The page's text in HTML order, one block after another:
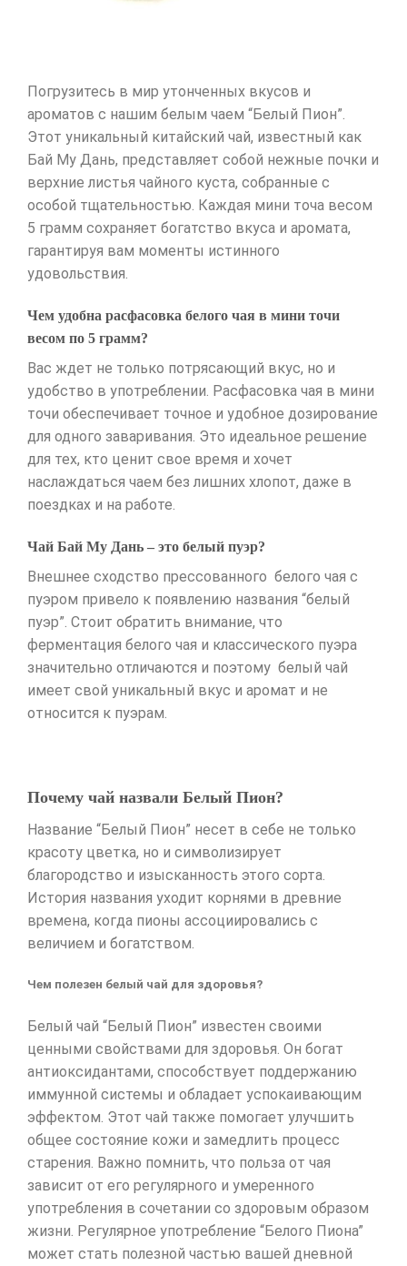
Погрузитесь в мир утонченных вкусов и
ароматов с нашим белым чаем “Белый Пион”.
Этот уникальный китайский чай, известный как
Бай Му Дань, представляет собой нежные почки и
верхние листья чайного куста, собранные с
особой тщательностью. Каждая мини точа весом
5 грамм сохраняет богатство вкуса и аромата,
гарантируя вам моменты истинного
удовольствия.
Чем удобна расфасовка белого чая в мини точи
весом по 5 грамм?
Вас ждет не только потрясающий вкус, но и
удобство в употреблении. Расфасовка чая в мини
точи обеспечивает точное и удобное дозирование
для одного заваривания. Это идеальное решение
для тех, кто ценит свое время и хочет
наслаждаться чаем без лишних хлопот, даже в
поездках и на работе.
Чай Бай Му Дань – это белый пуэр?
Внешнее сходство прессованного белого чая с
пуэром привело к появлению названия “белый
пуэр”. Стоит обратить внимание, что
ферментация белого чая и классического пуэра
значительно отличаются и поэтому белый чай
имеет свой уникальный вкус и аромат и не
относится к пуэрам.
Почему чай назвали Белый Пион?
Название “Белый Пион” несет в себе не только
красоту цветка, но и символизирует
благородство и изысканность этого сорта.
История названия уходит корнями в древние
времена, когда пионы ассоциировались с
величием и богатством.
Чем полезен белый чай для здоровья?
Белый чай “Белый Пион” известен своими
ценными свойствами для здоровья. Он богат
антиоксидантами, способствует поддержанию
иммунной системы и обладает успокаивающим
эффектом. Этот чай также помогает улучшить
общее состояние кожи и замедлить процесс
старения. Важно помнить, что польза от чая
зависит от его регулярного и умеренного
употребления в сочетании со здоровым образом
жизни. Регулярное употребление “Белого Пиона”
может стать полезной частью вашей дневной